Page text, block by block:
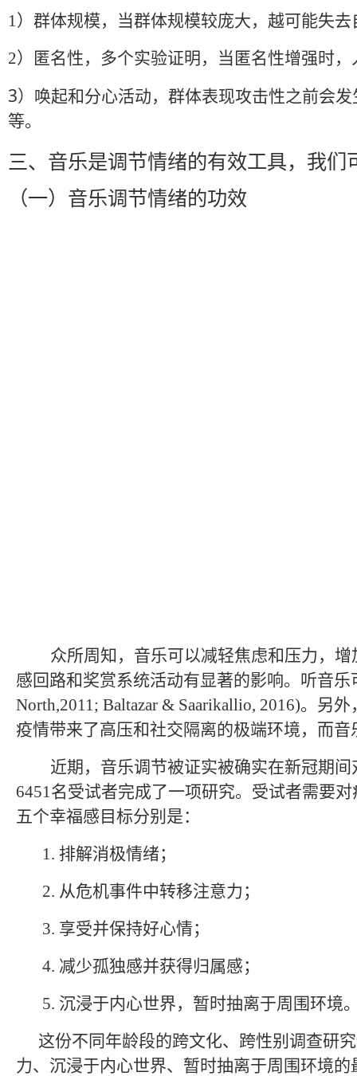
1） 群体规模，当群体规模较庞大，越可能失去
2）
匿名性，多个实验证明，当匿名性增强时
3）
唤起和分心活动，群体表现攻击性之前会
等。
三、音乐是调节情绪的有效工具，我们
（一）音乐调节情绪的功效
众所周知，音乐可以减轻焦虑和压力，
感回路和奖赏系统活动有显著的影响。听音
North,2011; Baltazar & Saarikallio, 2016)。另外
疫情带来了高压和社交隔离的极端环境，而
近期，音乐调节被证实被确实在新冠期
6451名受试者完成了一项研究。受试者需要
五个幸福感目标分别是：
1. 排解消极情绪；
2. 从危机事件中转移注意力；
3. 享受并保持好心情；
4. 减少孤独感并获得归属感；
5. 沉浸于内心世界，暂时抽离于周围环境
这份不同年龄段的跨文化、跨性别调查研
力、沉浸于内心世界、暂时抽离于周围环境的